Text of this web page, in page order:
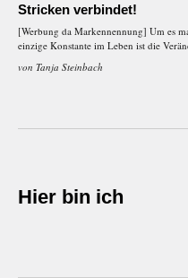
Stricken verbindet!
[Werbung da Markennennung] Um es
einzige Konstante im Leben ist die
von Tanja Steinbach
Hier bin ich